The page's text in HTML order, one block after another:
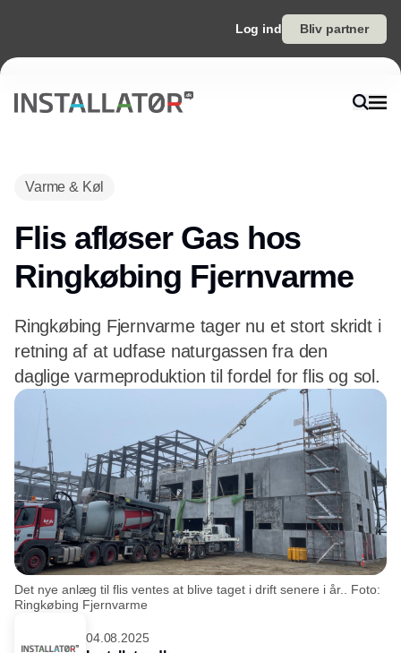
Log ind Bliv partner
Varme & Køl
Flis afløser Gas hos
Ringkøbing Fjernvarme
Ringkøbing Fjernvarme tager nu et stort skridt i
retning af at udfase naturgassen fra den
daglige varmeproduktion til fordel for flis og sol.
Det nye anlæg til flis ventes at blive taget i drift senere i år.. Foto:
Ringkøbing Fjernvarme
04.08.2025